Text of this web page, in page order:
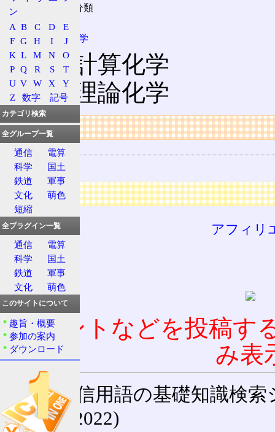
手法による分類
量子化学
計算化学
理論化学
リンク
用語の所属
自然科学
広告
アフィリ
コメントなどを投稿す
み表
通信用語の基礎知識検索
(27-May-2022)
ン
A B C D
E
F G H I
J
K L M N
O
P Q R S
T
U V W X
Y
Z
数字 記号
カテゴリ検索
全グループ一覧
通信
電算
科学
国土
鉄道
軍事
文化
萌色
短縮
全プラグイン一覧
通信
電算
科学
国土
鉄道
軍事
文化
萌色
このサイトについて
趣旨・概要
参加の案内
ダウンロード